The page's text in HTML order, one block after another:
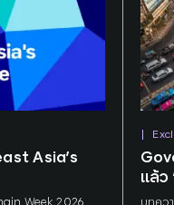
Asia’s
Week 2026
Tags:
แล้ว
บทคว